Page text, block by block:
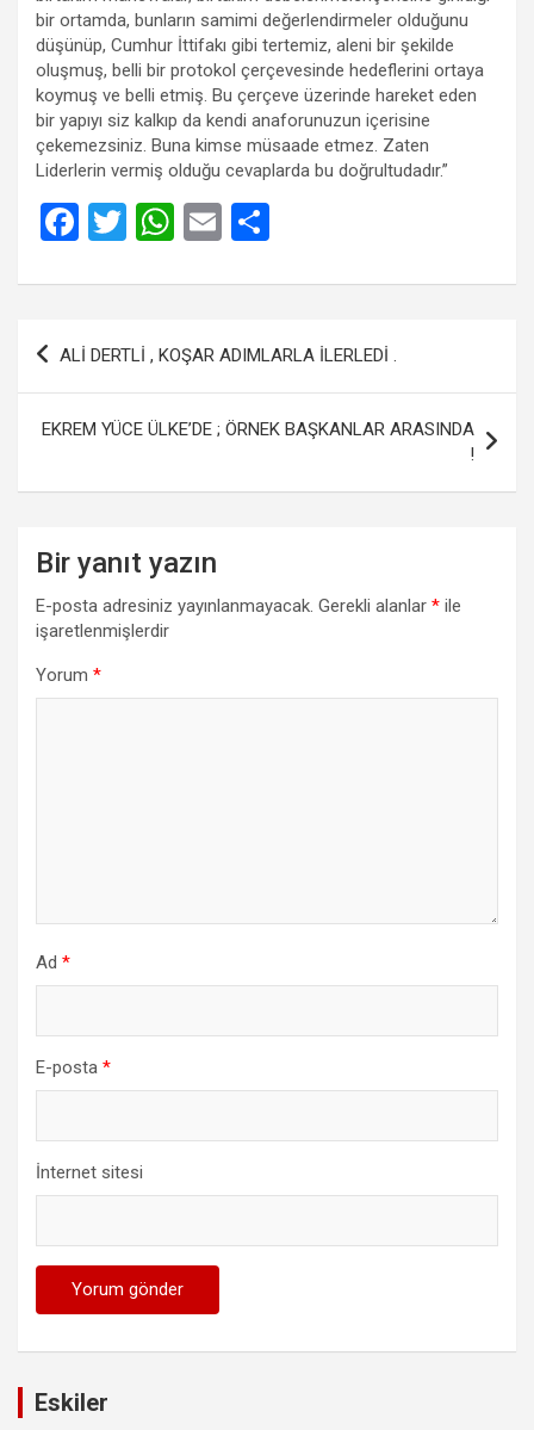
bir ortamda, bunların samimi değerlendirmeler olduğunu
düşünüp, Cumhur İttifakı gibi tertemiz, aleni bir şekilde
oluşmuş, belli bir protokol çerçevesinde hedeflerini ortaya
koymuş ve belli etmiş. Bu çerçeve üzerinde hareket eden
bir yapıyı siz kalkıp da kendi anaforunuzun içerisine
çekemezsiniz. Buna kimse müsaade etmez. Zaten
Liderlerin vermiş olduğu cevaplarda bu doğrultudadır.”
F
ce
b
o
o
k
T
tt
er
W
at
s
A
p
p
E
ail ar
e
Yazı
gezinmesi
ALİ DERTLİ , KOŞAR ADIMLARLA İLERLEDİ .
EKREM YÜCE ÜLKE’DE ; ÖRNEK BAŞKANLAR ARASINDA
!
Bir yanıt yazın
E-posta adresiniz yayınlanmayacak. Gerekli alanlar * ile
işaretlenmişlerdir
Yorum *
Ad *
E-posta *
İnternet sitesi
Eskiler